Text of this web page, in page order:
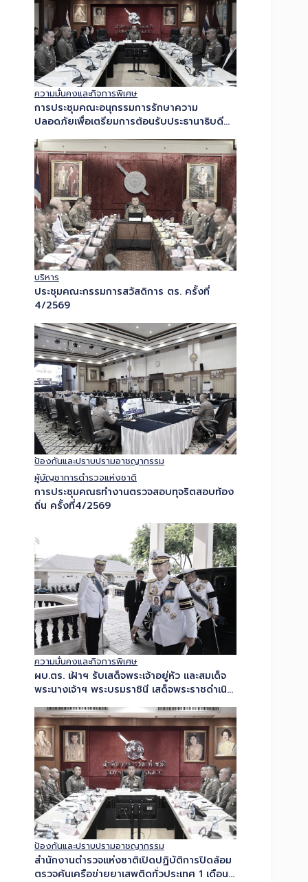
ความมั่นคงและกิจการพิเศษ
การประชุมคณะอนุกรรมการรักษาความ
ปลอดภัยเพื่อเตรียมการต้อนรับประธานาธิบดี
เยือนประเทศไทยอย่างเป็นทางการ
บริหาร
ประชุมคณะกรรมการสวัสดิการ ตร. ครั้งที่
4/2569
ป้องกันและปราบปรามอาชญากรรม
ผู้บัญชาการตำรวจแห่งชาติ
การประชุมคณธทำงานตรวจสอบทุจริตสอบท้อง
ถิ่น ครั้งที่4/2569
ความมั่นคงและกิจการพิเศษ
ผบ.ตร. เฝ้าฯ รับเสด็จพระเจ้าอยู่หัว และสมเด็จ
พระนางเจ้าฯ พระบรมราชินี เสด็จพระราชดำเนิน
ไปในพระราชพิธีทรงบำเพ็ญพระราชกุศลปัญญา
สมวารพระราราชทานพระศพสมเด็จพระเจ้า
ลูกเธอ เจ้าฟ้าพัชรกิติยาภาฯ…
ป้องกันและปราบปรามอาชญากรรม
สำนักงานตำรวจแห่งชาติเปิดปฏิบัติการปิดล้อม
ตรวจค้นเครือข่ายยาเสพติดทั่วประเทศ 1 เดือน